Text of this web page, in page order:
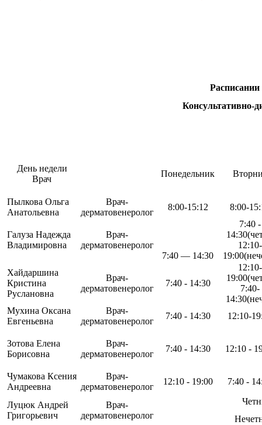
Расписании
Консультативно-
День недели
Врач
Понедельник
Пылкова Ольга
Анатольевна
Врач-
дерматовенеролог
8:00-15:12 8:00-
Галуза Надежда
Владимировна
Врач-
дерматовенеролог
7:40 — 14:30
7:40 -
12:10-
Хайдаршина
Кристина
Руслановна
Врач-
дерматовенеролог
7:40 - 14:30
12:10-
7:40-
Мухина Оксана
Евгеньевна
Врач-
дерматовенеролог
7:40 - 14:30 12:10-
Зотова Елена
Борисовна
Врач-
дерматовенеролог
7:40 - 14:30 12:10 -
Чумакова Ксения
Андреевна
Врач-
дерматовенеролог
12:10 - 19:00 7:40 -
Луцюк Андрей
Григорьевич
Врач-
дерматовенеролог